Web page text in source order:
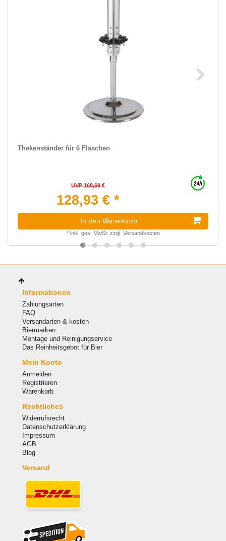
Thekenständer für 6 Flaschen
UVP 168,69 €
128,93 € *
In den Warenkorb
* inkl. ges. MwSt. zzgl. Versandkosten
Informationen
Zahlungsarten
FAQ
Versandarten & kosten
Biermarken
Montage und Reinigungservice
Das Reinheitsgebot für Bier
Mein Konto
Anmelden
Registrieren
Warenkorb
Rechtliches
Widerrufsrecht
Datenschutzerklärung
Impressum
AGB
Blog
Versand